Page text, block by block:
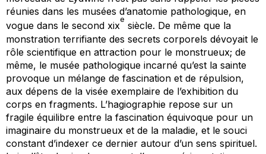
réunies dans les musées d’anatomie pathologique, en
vogue dans le second xix
e
siècle. De même que la
monstration terrifiante des secrets corporels dévoyait le
rôle scientifique en attraction pour le monstrueux; de
même, le musée pathologique incarné qu’est la sainte
provoque un mélange de fascination et de répulsion,
aux dépens de la visée exemplaire de l’exhibition du
corps en fragments. L’hagiographie repose sur un
fragile équilibre entre la fascination équivoque pour un
imaginaire du monstrueux et de la maladie, et le souci
constant d’indexer ce dernier autour d’un sens spirituel.